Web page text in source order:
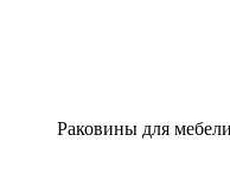
Раковины для